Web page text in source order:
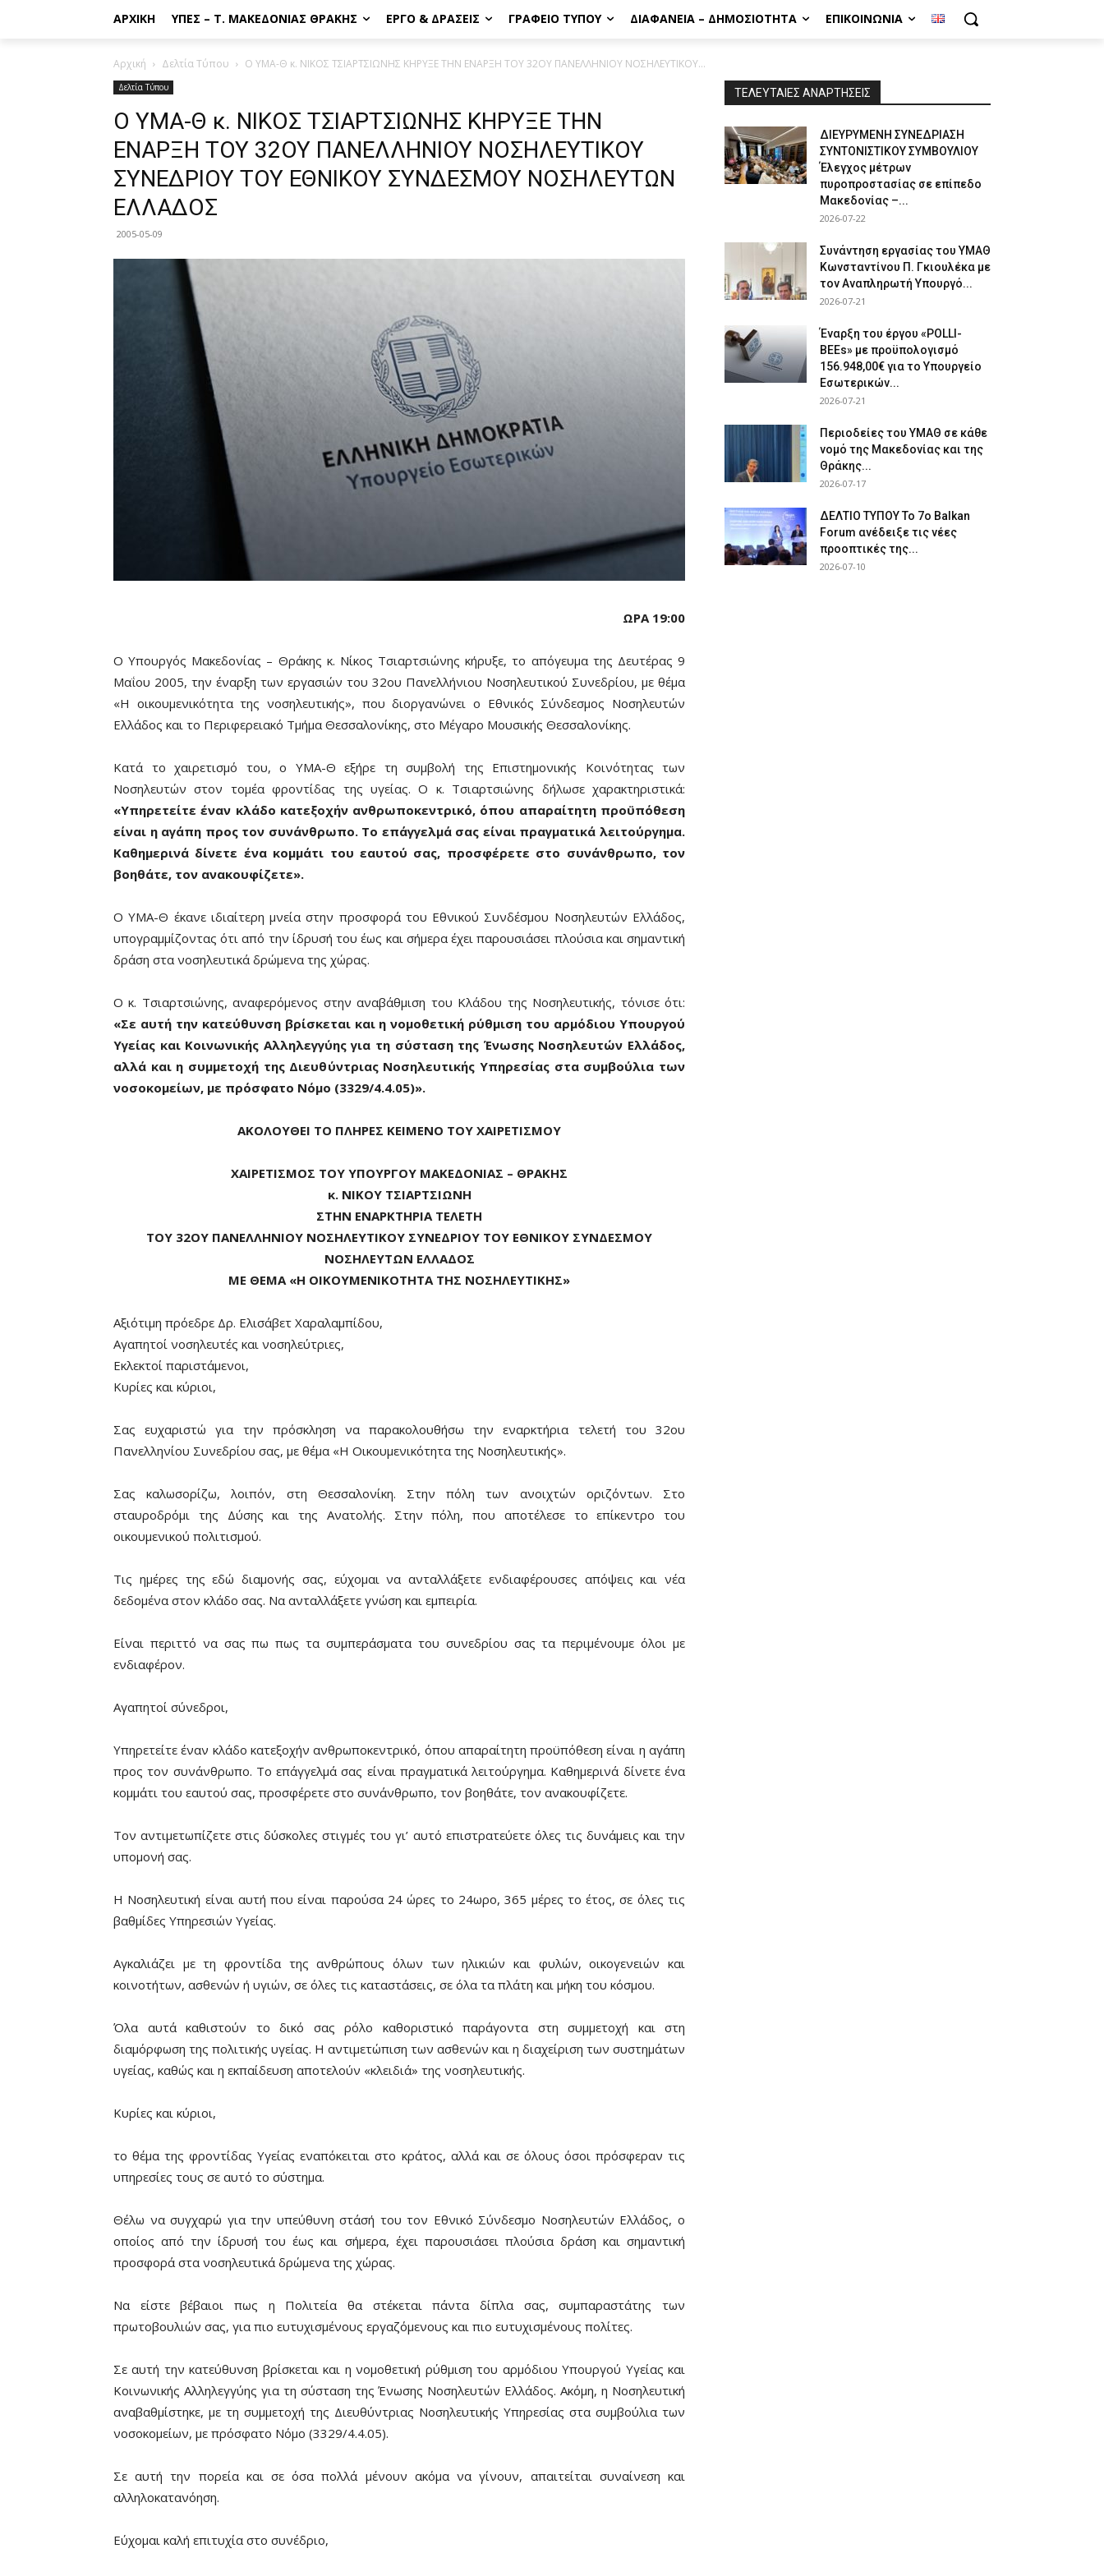
ΑΡΧΙΚΉ ΥΠΕΣ – Τ. ΜΑΚΕΔΟΝΊΑΣ ΘΡΆΚΗΣ ΈΡΓΟ & ΔΡΆΣΕΙΣ ΓΡΑΦΕΊΟ ΤΎΠΟΥ ΔΙΑΦΆΝΕΙΑ – ΔΗΜΟΣΙΌΤΗΤΑ ΕΠΙΚΟΙΝΩΝΊΑ
Αρχική Δελτία Τύπου Ο ΥΜΑ-Θ κ. ΝΙΚΟΣ ΤΣΙΑΡΤΣΙΩΝΗΣ ΚΗΡΥΞΕ ΤΗΝ ΕΝΑΡΞΗ ΤΟΥ 32ΟΥ ΠΑΝΕΛΛΗΝΙΟΥ ΝΟΣΗΛΕΥΤΙΚΟΥ...
Δελτία Τύπου
Ο ΥΜΑ-Θ κ. ΝΙΚΟΣ ΤΣΙΑΡΤΣΙΩΝΗΣ ΚΗΡΥΞΕ ΤΗΝ
ΕΝΑΡΞΗ ΤΟΥ 32ΟΥ ΠΑΝΕΛΛΗΝΙΟΥ ΝΟΣΗΛΕΥΤΙΚΟΥ
ΣΥΝΕΔΡΙΟΥ ΤΟΥ ΕΘΝΙΚΟΥ ΣΥΝΔΕΣΜΟΥ ΝΟΣΗΛΕΥΤΩΝ
ΕΛΛΑΔΟΣ
2005-05-09
ΩΡΑ 19:00
Ο Υπουργός Μακεδονίας – Θράκης κ. Νίκος Τσιαρτσιώνης κήρυξε, το απόγευμα της Δευτέρας 9
Μαΐου 2005, την έναρξη των εργασιών του 32ου Πανελλήνιου Νοσηλευτικού Συνεδρίου, με θέμα
«Η οικουμενικότητα της νοσηλευτικής», που διοργανώνει ο Εθνικός Σύνδεσμος Νοσηλευτών
Ελλάδος και το Περιφερειακό Τμήμα Θεσσαλονίκης, στο Μέγαρο Μουσικής Θεσσαλονίκης.
Κατά το χαιρετισμό του, ο ΥΜΑ-Θ εξήρε τη συμβολή της Επιστημονικής Κοινότητας των
Νοσηλευτών στον τομέα φροντίδας της υγείας. Ο κ. Τσιαρτσιώνης δήλωσε χαρακτηριστικά:
«Υπηρετείτε έναν κλάδο κατεξοχήν ανθρωποκεντρικό, όπου απαραίτητη προϋπόθεση
είναι η αγάπη προς τον συνάνθρωπο. Το επάγγελμά σας είναι πραγματικά λειτούργημα.
Καθημερινά δίνετε ένα κομμάτι του εαυτού σας, προσφέρετε στο συνάνθρωπο, τον
βοηθάτε, τον ανακουφίζετε».
Ο ΥΜΑ-Θ έκανε ιδιαίτερη μνεία στην προσφορά του Εθνικού Συνδέσμου Νοσηλευτών Ελλάδος,
υπογραμμίζοντας ότι από την ίδρυσή του έως και σήμερα έχει παρουσιάσει πλούσια και σημαντική
δράση στα νοσηλευτικά δρώμενα της χώρας.
Ο κ. Τσιαρτσιώνης, αναφερόμενος στην αναβάθμιση του Κλάδου της Νοσηλευτικής, τόνισε ότι:
«Σε αυτή την κατεύθυνση βρίσκεται και η νομοθετική ρύθμιση του αρμόδιου Υπουργού
Υγείας και Κοινωνικής Αλληλεγγύης για τη σύσταση της Ένωσης Νοσηλευτών Ελλάδος,
αλλά και η συμμετοχή της Διευθύντριας Νοσηλευτικής Υπηρεσίας στα συμβούλια των
νοσοκομείων, με πρόσφατο Νόμο (3329/4.4.05)».
ΑΚΟΛΟΥΘΕΙ ΤΟ ΠΛΗΡΕΣ ΚΕΙΜΕΝΟ ΤΟΥ ΧΑΙΡΕΤΙΣΜΟΥ
ΧΑΙΡΕΤΙΣΜΟΣ ΤΟΥ ΥΠΟΥΡΓΟΥ ΜΑΚΕΔΟΝΙΑΣ – ΘΡΑΚΗΣ
κ. ΝΙΚΟΥ ΤΣΙΑΡΤΣΙΩΝΗ
ΣΤΗΝ ΕΝΑΡΚΤΗΡΙΑ ΤΕΛΕΤΗ
ΤΟΥ 32ΟΥ ΠΑΝΕΛΛΗΝΙΟΥ ΝΟΣΗΛΕΥΤΙΚΟΥ ΣΥΝΕΔΡΙΟΥ ΤΟΥ ΕΘΝΙΚΟΥ ΣΥΝΔΕΣΜΟΥ
ΝΟΣΗΛΕΥΤΩΝ ΕΛΛΑΔΟΣ
ΜΕ ΘΕΜΑ «Η ΟΙΚΟΥΜΕΝΙΚΟΤΗΤΑ ΤΗΣ ΝΟΣΗΛΕΥΤΙΚΗΣ»
Αξιότιμη πρόεδρε Δρ. Ελισάβετ Χαραλαμπίδου,
Αγαπητοί νοσηλευτές και νοσηλεύτριες,
Εκλεκτοί παριστάμενοι,
Κυρίες και κύριοι,
Σας ευχαριστώ για την πρόσκληση να παρακολουθήσω την εναρκτήρια τελετή του 32ου
Πανελληνίου Συνεδρίου σας, με θέμα «Η Οικουμενικότητα της Νοσηλευτικής».
Σας καλωσορίζω, λοιπόν, στη Θεσσαλονίκη. Στην πόλη των ανοιχτών οριζόντων. Στο
σταυροδρόμι της Δύσης και της Ανατολής. Στην πόλη, που αποτέλεσε το επίκεντρο του
οικουμενικού πολιτισμού.
Τις ημέρες της εδώ διαμονής σας, εύχομαι να ανταλλάξετε ενδιαφέρουσες απόψεις και νέα
δεδομένα στον κλάδο σας. Να ανταλλάξετε γνώση και εμπειρία.
Είναι περιττό να σας πω πως τα συμπεράσματα του συνεδρίου σας τα περιμένουμε όλοι με
ενδιαφέρον.
Αγαπητοί σύνεδροι,
Υπηρετείτε έναν κλάδο κατεξοχήν ανθρωποκεντρικό, όπου απαραίτητη προϋπόθεση είναι η αγάπη
προς τον συνάνθρωπο. Το επάγγελμά σας είναι πραγματικά λειτούργημα. Καθημερινά δίνετε ένα
κομμάτι του εαυτού σας, προσφέρετε στο συνάνθρωπο, τον βοηθάτε, τον ανακουφίζετε.
Τον αντιμετωπίζετε στις δύσκολες στιγμές του γι’ αυτό επιστρατεύετε όλες τις δυνάμεις και την
υπομονή σας.
Η Νοσηλευτική είναι αυτή που είναι παρούσα 24 ώρες το 24ωρο, 365 μέρες το έτος, σε όλες τις
βαθμίδες Υπηρεσιών Υγείας.
Αγκαλιάζει με τη φροντίδα της ανθρώπους όλων των ηλικιών και φυλών, οικογενειών και
κοινοτήτων, ασθενών ή υγιών, σε όλες τις καταστάσεις, σε όλα τα πλάτη και μήκη του κόσμου.
Όλα αυτά καθιστούν το δικό σας ρόλο καθοριστικό παράγοντα στη συμμετοχή και στη
διαμόρφωση της πολιτικής υγείας. Η αντιμετώπιση των ασθενών και η διαχείριση των συστημάτων
υγείας, καθώς και η εκπαίδευση αποτελούν «κλειδιά» της νοσηλευτικής.
Κυρίες και κύριοι,
το θέμα της φροντίδας Υγείας εναπόκειται στο κράτος, αλλά και σε όλους όσοι πρόσφεραν τις
υπηρεσίες τους σε αυτό το σύστημα.
Θέλω να συγχαρώ για την υπεύθυνη στάσή του τον Εθνικό Σύνδεσμο Νοσηλευτών Ελλάδος, ο
οποίος από την ίδρυσή του έως και σήμερα, έχει παρουσιάσει πλούσια δράση και σημαντική
προσφορά στα νοσηλευτικά δρώμενα της χώρας.
Να είστε βέβαιοι πως η Πολιτεία θα στέκεται πάντα δίπλα σας, συμπαραστάτης των
πρωτοβουλιών σας, για πιο ευτυχισμένους εργαζόμενους και πιο ευτυχισμένους πολίτες.
Σε αυτή την κατεύθυνση βρίσκεται και η νομοθετική ρύθμιση του αρμόδιου Υπουργού Υγείας και
Κοινωνικής Αλληλεγγύης για τη σύσταση της Ένωσης Νοσηλευτών Ελλάδος. Ακόμη, η Νοσηλευτική
αναβαθμίστηκε, με τη συμμετοχή της Διευθύντριας Νοσηλευτικής Υπηρεσίας στα συμβούλια των
νοσοκομείων, με πρόσφατο Νόμο (3329/4.4.05).
Σε αυτή την πορεία και σε όσα πολλά μένουν ακόμα να γίνουν, απαιτείται συναίνεση και
αλληλοκατανόηση.
Εύχομαι καλή επιτυχία στο συνέδριο,
ΤΕΛΕΥΤΑΙΕΣ ΑΝΑΡΤΗΣΕΙΣ
ΔΙΕΥΡΥΜΕΝΗ ΣΥΝΕΔΡΙΑΣΗ
ΣΥΝΤΟΝΙΣΤΙΚΟΥ ΣΥΜΒΟΥΛΙΟΥ
Έλεγχος μέτρων
πυροπροστασίας σε επίπεδο
Μακεδονίας –...
2026-07-22
Συνάντηση εργασίας του ΥΜΑΘ
Κωνσταντίνου Π. Γκιουλέκα με
τον Αναπληρωτή Υπουργό...
2026-07-21
Έναρξη του έργου «POLLI-
BEEs» με προϋπολογισμό
156.948,00€ για το Υπουργείο
Εσωτερικών...
2026-07-21
Περιοδείες του ΥΜΑΘ σε κάθε
νομό της Μακεδονίας και της
Θράκης...
2026-07-17
ΔΕΛΤΙΟ ΤΥΠΟΥ Το 7ο Balkan
Forum ανέδειξε τις νέες
προοπτικές της...
2026-07-10